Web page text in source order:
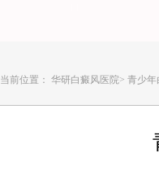
当前位置： 华研白癜风医院> 青少年